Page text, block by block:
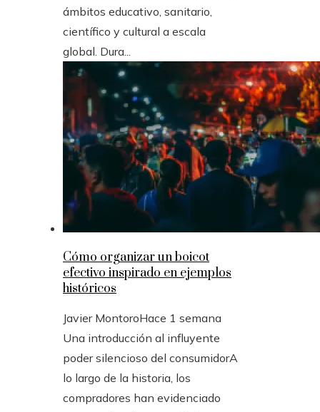
ámbitos educativo, sanitario,
científico y cultural a escala
global. Dura...
Cómo organizar un boicot
efectivo inspirado en ejemplos
históricos
Javier MontoroHace 1 semana
Una introducción al influyente
poder silencioso del consumidorA
lo largo de la historia, los
compradores han evidenciado